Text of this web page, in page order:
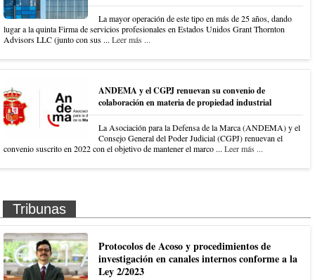
La mayor operación de este tipo en más de 25 años, dando
lugar a la quinta Firma de servicios profesionales en Estados Unidos Grant Thornton
Advisors LLC (junto con sus ... Leer más ...
ANDEMA y el CGPJ renuevan su convenio de
colaboración en materia de propiedad industrial
La Asociación para la Defensa de la Marca (ANDEMA) y el
Consejo General del Poder Judicial (CGPJ) renuevan el
convenio suscrito en 2022 con el objetivo de mantener el marco ... Leer más ...
Tribunas
Protocolos de Acoso y procedimientos de
investigación en canales internos conforme a la
Ley 2/2023